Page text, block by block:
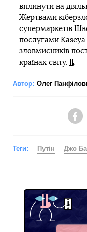
вплинути на
Жертвами
супермаркетів
послугами
зловмисників
країнах світу.
Автор: Олег
Теги: Путін Джо